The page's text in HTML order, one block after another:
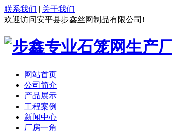
联系我们 | 关于我们
欢迎访问安平县步鑫丝网制品有限公司!
网站首页
公司简介
产品展示
工程案例
新闻中心
厂房一角